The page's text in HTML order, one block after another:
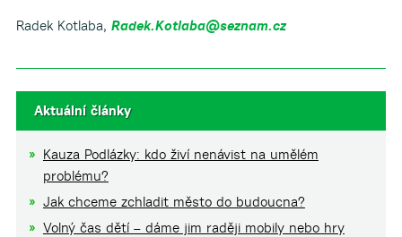
Radek Kotlaba, Radek.Kotlaba@seznam.cz
Aktuální články
Kauza Podlázky: kdo živí nenávist na umělém
problému?
Jak chceme zchladit město do budoucna?
Volný čas dětí – dáme jim raději mobily nebo hry